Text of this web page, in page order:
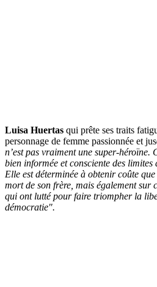
Luisa Huertas qui prête ses traits
personnage de femme passionnée et
n’est pas vraiment une super-héroïne.
bien informée et consciente des limites
Elle est déterminée à obtenir coûte
mort de son frère, mais également sur
qui ont lutté pour faire triompher la
démocratie".